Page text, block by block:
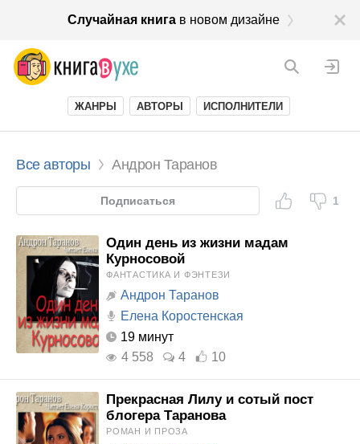
Случайная книгав новом дизайне
ЖАНРЫ АВТОРЫ ИСПОЛНИТЕЛИ
Все авторы Андрон Таранов
Подписаться 1
Один день из жизни мадам
Курносовой
ФАНТАСТИКА И ФЭНТЕЗИ
Андрон Таранов
Елена Коростенская
19 минут
4 558
4 10
Прекрасная Лилу и сотый пост
блогера Таранова
РОМАН И ПРОЗА